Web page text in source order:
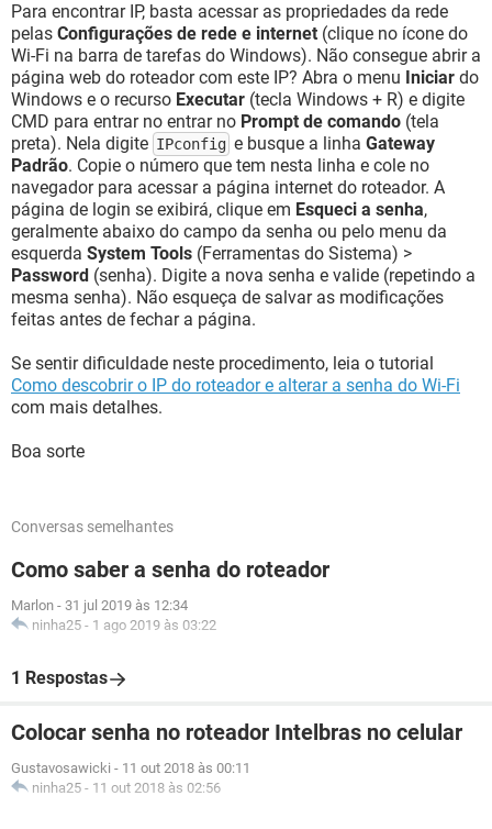
Para encontrar IP, basta acessar as propriedades da rede
pelas Configurações de rede e internet (clique no ícone do
Wi-Fi na barra de tarefas do Windows). Não consegue abrir a
página web do roteador com este IP? Abra o menu Iniciar do
Windows e o recurso Executar (tecla Windows + R) e digite
CMD para entrar no entrar no Prompt de comando (tela
preta). Nela digite IPconfig e busque a linha Gateway
Padrão. Copie o número que tem nesta linha e cole no
navegador para acessar a página internet do roteador. A
página de login se exibirá, clique em Esqueci a senha,
geralmente abaixo do campo da senha ou pelo menu da
esquerda System Tools (Ferramentas do Sistema) >
Password (senha). Digite a nova senha e valide (repetindo a
mesma senha). Não esqueça de salvar as modificações
feitas antes de fechar a página.
Se sentir dificuldade neste procedimento, leia o tutorial
Como descobrir o IP do roteador e alterar a senha do Wi-Fi
com mais detalhes.
Boa sorte
Conversas semelhantes
Como saber a senha do roteador
Marlon - 31 jul 2019 às 12:34
ninha25 - 1 ago 2019 às 03:22
1 Respostas
Colocar senha no roteador Intelbras no celular
Gustavosawicki - 11 out 2018 às 00:11
ninha25 - 11 out 2018 às 02:56